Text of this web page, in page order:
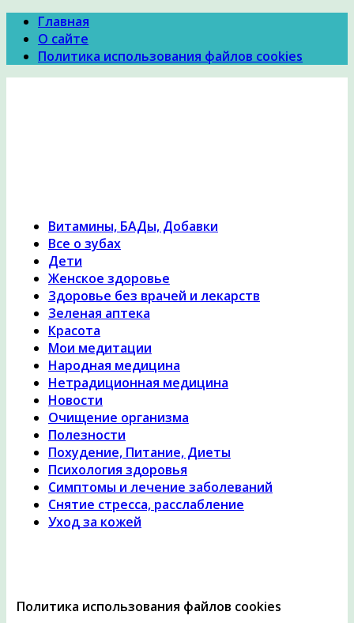
Главная
О сайте
Политика использования файлов cookies
Витамины, БАДы, Добавки
Все о зубах
Дети
Женское здоровье
Здоровье без врачей и лекарств
Зеленая аптека
Красота
Мои медитации
Народная медицина
Нетрадиционная медицина
Новости
Очищение организма
Полезности
Похудение, Питание, Диеты
Психология здоровья
Симптомы и лечение заболеваний
Снятие стресса, расслабление
Уход за кожей
Политика использования файлов cookies